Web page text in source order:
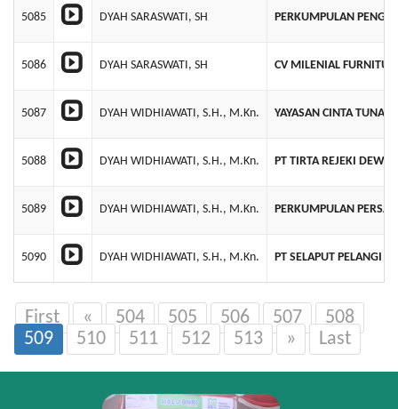
5085 DYAH SARASWATI, SH PERKUMPULAN
5086 DYAH SARASWATI, SH CV MILENIAL
5087 DYAH WIDHIAWATI, S.H., M.Kn. YAYASAN CINTA
5088 DYAH WIDHIAWATI, S.H., M.Kn. PT TIRTA REJEKI
5089 DYAH WIDHIAWATI, S.H., M.Kn. PERKUMPULAN
5090 DYAH WIDHIAWATI, S.H., M.Kn. PT SELAPUT PELANGI
First « 504 505 506 507
508
509
510 511 512 513 » Last